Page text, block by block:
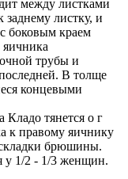
между листками
листку, и
боковым краем
яичника
трубы и
В толще
концевыми
Кладо тянется о г
к правому яичнику
брюшины.
у 1/2 - 1/3 женщин.